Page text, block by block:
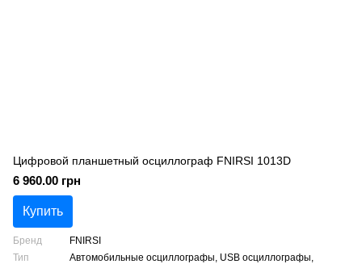
Цифровой планшетный осциллограф FNIRSI 1013D
6 960.00 грн
Купить
Бренд
FNIRSI
Тип
Автомобильные осциллографы, USB осциллографы,